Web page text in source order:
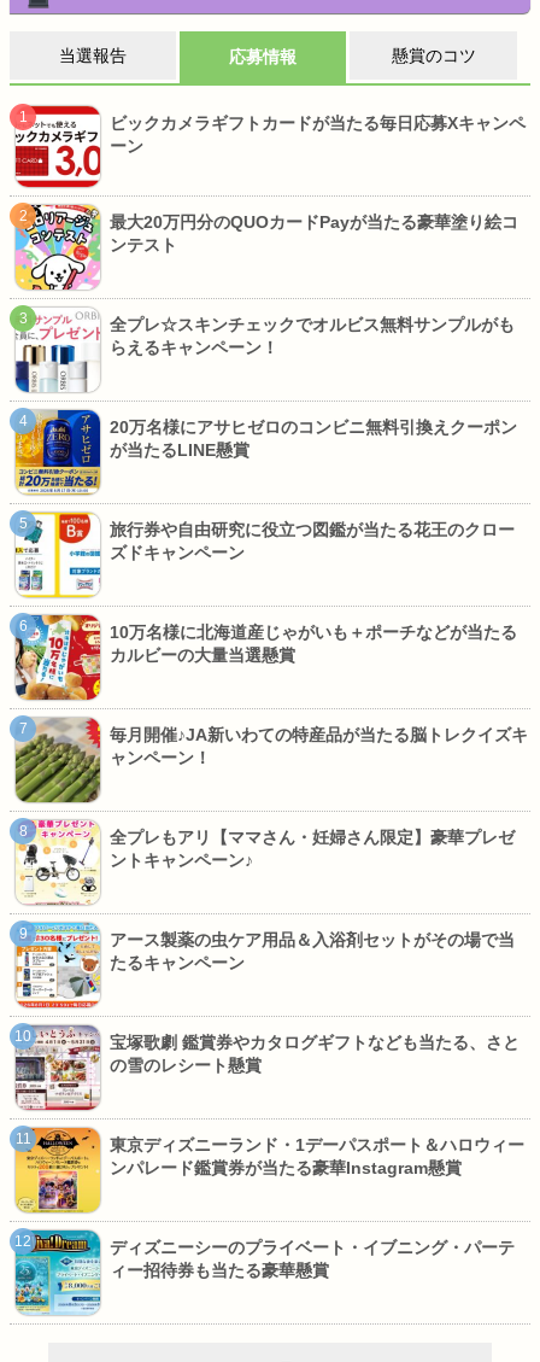
当選報告 応募情報 懸賞のコツ
ビックカメラギフトカードが当たる毎日応募Xキャンペ
ーン
最大20万円分のQUOカードPayが当たる豪華塗り絵コ
ンテスト
全プレ☆スキンチェックでオルビス無料サンプルがも
らえるキャンペーン！
20万名様にアサヒゼロのコンビニ無料引換えクーポン
が当たるLINE懸賞
旅行券や自由研究に役立つ図鑑が当たる花王のクロー
ズドキャンペーン
10万名様に北海道産じゃがいも＋ポーチなどが当たる
カルビーの大量当選懸賞
毎月開催♪JA新いわての特産品が当たる脳トレクイズキ
ャンペーン！
全プレもアリ【ママさん・妊婦さん限定】豪華プレゼ
ントキャンペーン♪
アース製薬の虫ケア用品＆入浴剤セットがその場で当
たるキャンペーン
宝塚歌劇 鑑賞券やカタログギフトなども当たる、さと
の雪のレシート懸賞
東京ディズニーランド・1デーパスポート＆ハロウィー
ンパレード鑑賞券が当たる豪華Instagram懸賞
ディズニーシーのプライベート・イブニング・パーテ
ィー招待券も当たる豪華懸賞